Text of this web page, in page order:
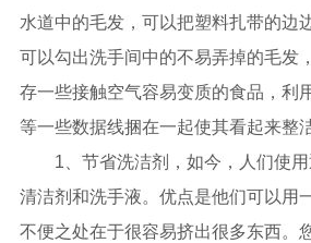
水道中的毛发，可以把塑料扎带的边
可以勾出洗手间中的不易弄掉的毛发
存一些接触空气容易变质的食品，利
等一些数据线捆在一起使其看起来整洁
1、节省洗洁剂，如今，人们使
清洁剂和洗手液。优点是他们可以用
不便之处在于很容易挤出很多东西。